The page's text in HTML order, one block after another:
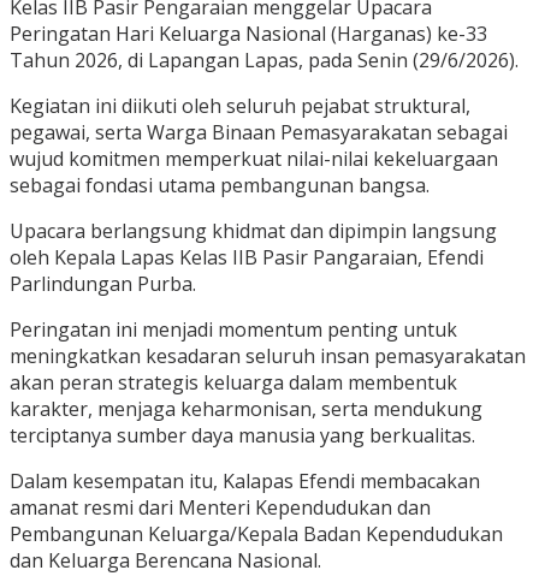
Kelas IIB Pasir Pengaraian menggelar Upacara
Peringatan Hari Keluarga Nasional (Harganas) ke-33
Tahun 2026, di Lapangan Lapas, pada Senin (29/6/2026).
Kegiatan ini diikuti oleh seluruh pejabat struktural,
pegawai, serta Warga Binaan Pemasyarakatan sebagai
wujud komitmen memperkuat nilai-nilai kekeluargaan
sebagai fondasi utama pembangunan bangsa.
Upacara berlangsung khidmat dan dipimpin langsung
oleh Kepala Lapas Kelas IIB Pasir Pangaraian, Efendi
Parlindungan Purba.
Peringatan ini menjadi momentum penting untuk
meningkatkan kesadaran seluruh insan pemasyarakatan
akan peran strategis keluarga dalam membentuk
karakter, menjaga keharmonisan, serta mendukung
terciptanya sumber daya manusia yang berkualitas.
Dalam kesempatan itu, Kalapas Efendi membacakan
amanat resmi dari Menteri Kependudukan dan
Pembangunan Keluarga/Kepala Badan Kependudukan
dan Keluarga Berencana Nasional.